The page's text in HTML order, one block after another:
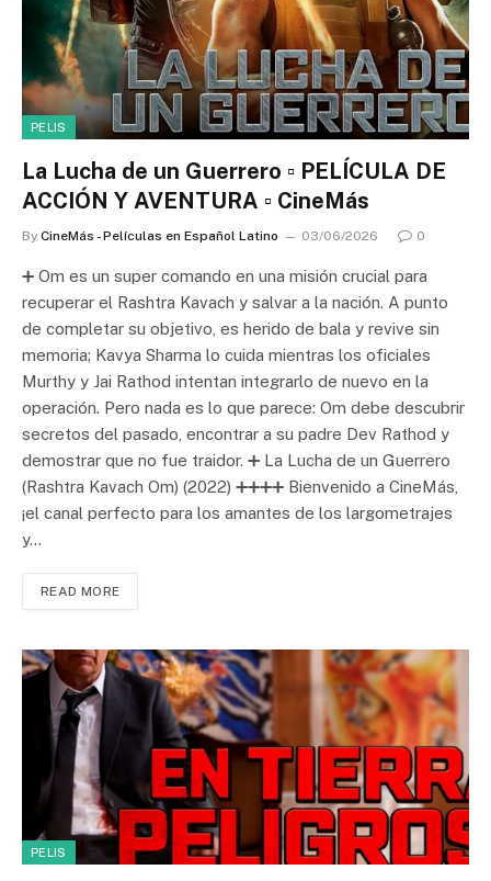
PELIS
La Lucha de un Guerrero ▫️ PELÍCULA DE
ACCIÓN Y AVENTURA ▫️ CineMás
By CineMás - Películas en Español Latino 03/06/2026 0
➕ Om es un super comando en una misión crucial para
recuperar el Rashtra Kavach y salvar a la nación. A punto
de completar su objetivo, es herido de bala y revive sin
memoria; Kavya Sharma lo cuida mientras los oficiales
Murthy y Jai Rathod intentan integrarlo de nuevo en la
operación. Pero nada es lo que parece: Om debe descubrir
secretos del pasado, encontrar a su padre Dev Rathod y
demostrar que no fue traidor. ➕ La Lucha de un Guerrero
(Rashtra Kavach Om) (2022) ➕➕➕➕ Bienvenido a CineMás,
¡el canal perfecto para los amantes de los largometrajes
y…
READ MORE
PELIS